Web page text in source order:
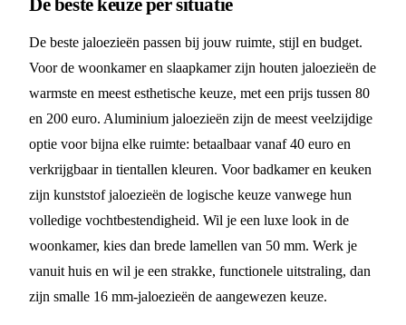
De beste jaloezieën passen bij jouw ruimte, stijl en budget.
Voor de woonkamer en slaapkamer zijn houten jaloezieën de
warmste en meest esthetische keuze, met een prijs tussen 80
en 200 euro. Aluminium jaloezieën zijn de meest veelzijdige
optie voor bijna elke ruimte: betaalbaar vanaf 40 euro en
verkrijgbaar in tientallen kleuren. Voor badkamer en keuken
zijn kunststof jaloezieën de logische keuze vanwege hun
volledige vochtbestendigheid. Wil je een luxe look in de
woonkamer, kies dan brede lamellen van 50 mm. Werk je
vanuit huis en wil je een strakke, functionele uitstraling, dan
zijn smalle 16 mm-jaloezieën de aangewezen keuze.